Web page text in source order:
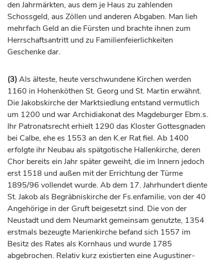
den Jahrmärkten, aus dem je Haus zu zahlenden
Schossgeld, aus Zöllen und anderen Abgaben. Man lieh
mehrfach Geld an die Fürsten und brachte ihnen zum
Herrschaftsantritt und zu Familienfeierlichkeiten
Geschenke dar.
(3) Als älteste, heute verschwundene Kirchen werden
1160 in Hohenköthen St. Georg und St. Martin erwähnt.
Die Jakobskirche der Marktsiedlung entstand vermutlich
um 1200 und war Archidiakonat des Magdeburger Ebm.s.
Ihr Patronatsrecht erhielt 1290 das Kloster Gottesgnaden
bei Calbe, ehe es 1553 an den K.er Rat fiel. Ab 1400
erfolgte ihr Neubau als spätgotische Hallenkirche, deren
Chor bereits ein Jahr später geweiht, die im Innern jedoch
erst 1518 und außen mit der Errichtung der Türme
1895/96 vollendet wurde. Ab dem 17. Jahrhundertdiente
St. Jakob als Begräbniskirche der Fs.enfamilie, von der 40
Angehörige in der Gruft beigesetzt sind. Die von der
Neustadtund dem Neumarkt gemeinsam genutzte, 1354
erstmals bezeugte Marienkirche befand sich 1557 im
Besitz des Rates als Kornhaus und wurde 1785
abgebrochen. Relativ kurz existierten eine Augustiner-